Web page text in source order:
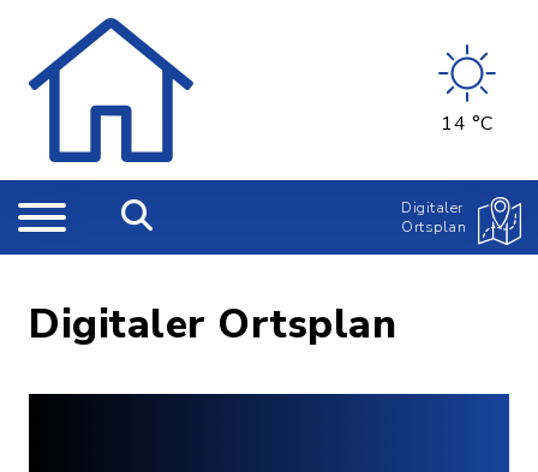
14 °C
Digitaler
Ortsplan
Digitaler Ortsplan